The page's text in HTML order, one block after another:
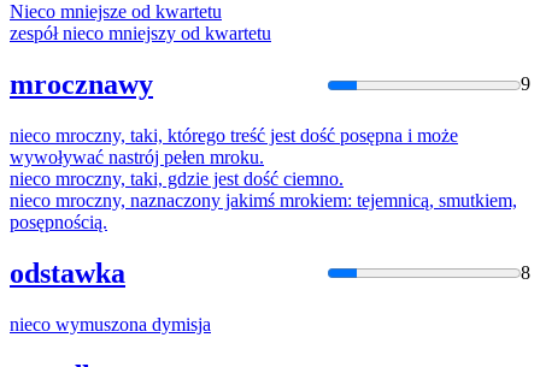
Nieco mniejsze od kwartetu
zespółnieco mniejszy od kwartetu
mrocznawy 9
nieco mroczny, taki, którego treść jest dość posępna i może
wywoływać nastrój pełen mroku.
nieco mroczny, taki, gdzie jest dość ciemno.
nieco mroczny, naznaczony jakimś mrokiem: tejemnicą, smutkiem,
posępnością.
odstawka 8
nieco wymuszona dymisja